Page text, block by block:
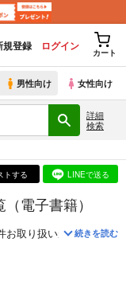
規登録 ログイン
カート
男性向け 女性向け
詳細
検索
トする LINEで送る
電子書籍）
お取り扱いがございます
続きを読む